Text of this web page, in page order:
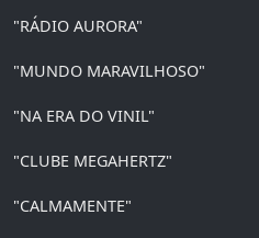
"RÁDIO AURORA"
"MUNDO MARAVILHOSO"
"NA ERA DO VINIL"
"CLUBE MEGAHERTZ"
"CALMAMENTE"